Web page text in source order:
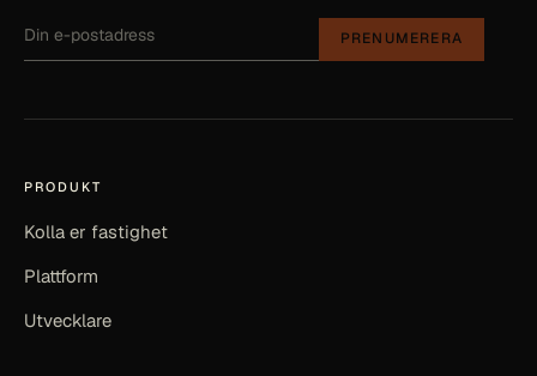
PRENUMERERA
PRODUKT
Kolla er fastighet
Plattform
Utvecklare